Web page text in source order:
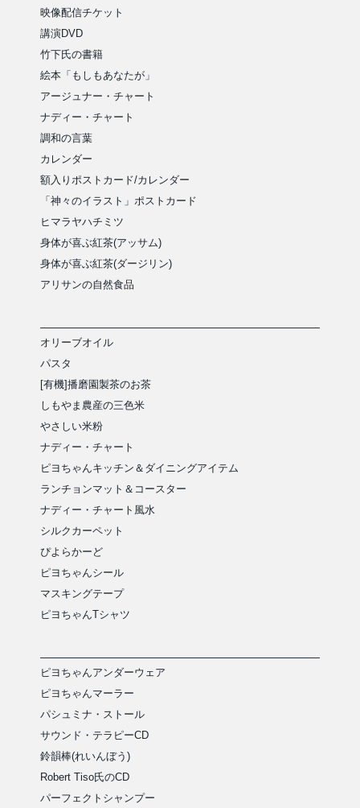
映像配信チケット
講演DVD
竹下氏の書籍
絵本「もしもあなたが」
アージュナー・チャート
ナディー・チャート
調和の言葉
カレンダー
額入りポストカード/カレンダー
「神々のイラスト」ポストカード
ヒマラヤハチミツ
身体が喜ぶ紅茶(アッサム)
身体が喜ぶ紅茶(ダージリン)
アリサンの自然食品
オリーブオイル
パスタ
[有機]播磨園製茶のお茶
しもやま農産の三色米
やさしい米粉
ナディー・チャート
ピヨちゃんキッチン＆ダイニングアイテム
ランチョンマット＆コースター
ナディー・チャート風水
シルクカーペット
ぴよらかーど
ピヨちゃんシール
マスキングテープ
ピヨちゃんTシャツ
ピヨちゃんアンダーウェア
ピヨちゃんマーラー
パシュミナ・ストール
サウンド・テラピーCD
鈴韻棒(れいんぼう)
Robert Tiso氏のCD
パーフェクトシャンプー